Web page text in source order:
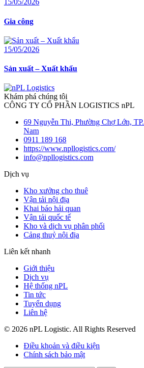
15/05/2026
Gia công
15/05/2026
Sản xuất – Xuất khẩu
Khám phá chúng tôi
CÔNG TY CỔ PHẦN LOGISTICS nPL
69 Nguyễn Thi, Phường Chợ Lớn,
Nam
0911 189 168
https://www.npllogistics.com/
info@npllogistics.com
Dịch vụ
Kho xưởng cho thuê
Vận tải nội địa
Khai báo hải quan
Vận tải quốc tế
Kho và dịch vụ phân phối
Cảng thuỷ nội địa
Liên kết nhanh
Giới thiệu
Dịch vụ
Hệ thống nPL
Tin tức
Tuyển dụng
Liên hệ
© 2026 nPL Logistic. All Rights Reserved
Điều khoản và điều kiện
Chính sách bảo mật